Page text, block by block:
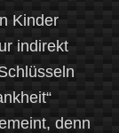
Kinder
indirekt
denn